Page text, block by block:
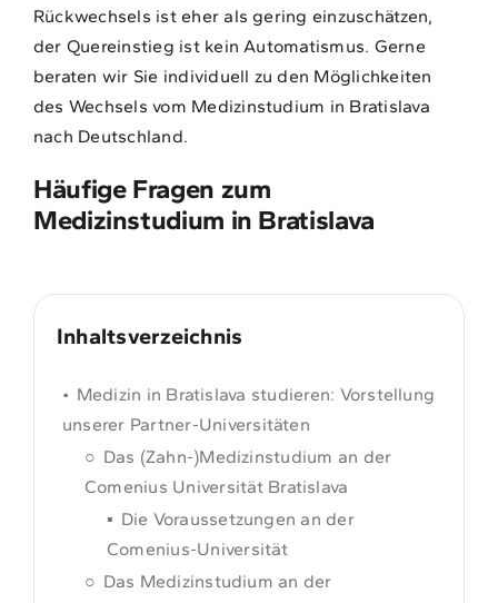
Rückwechsels ist eher als gering einzuschätzen,
der Quereinstieg ist kein Automatismus. Gerne
beraten wir Sie individuell zu den Möglichkeiten
des Wechsels vom Medizinstudium in Bratislava
nach Deutschland.
Häufige Fragen zum
Medizinstudium in Bratislava
Inhaltsverzeichnis
Medizin in Bratislava studieren: Vorstellung
unserer Partner-Universitäten
Das (Zahn-)Medizinstudium an der
Comenius Universität Bratislava
Die Voraussetzungen an der
Comenius-Universität
Das Medizinstudium an der